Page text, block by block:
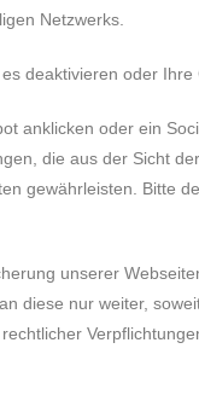
Netzwerks.
deaktivieren oder
anklicken oder ein
die aus der Sicht
gewährleisten. Bitte
unserer
diese nur weiter,